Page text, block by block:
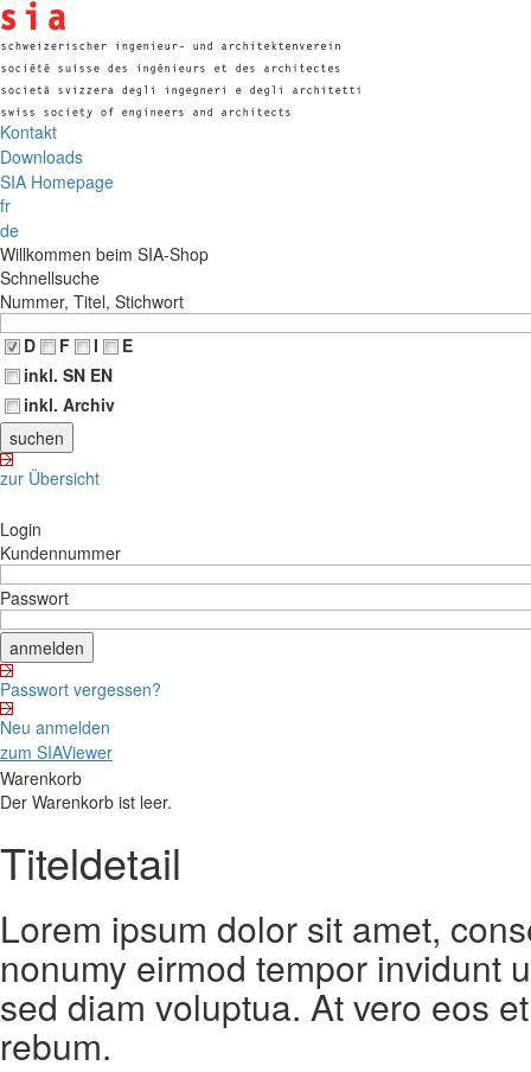
Kontakt
Downloads
SIA Homepage
fr
de
Willkommen beim SIA-Shop
Schnellsuche
Nummer, Titel, Stichwort
D
F I
E
inkl. SN EN
inkl. Archiv
zur Übersicht
Login
Kundennummer
Passwort
Passwort vergessen?
Neu anmelden
zum SIAViewer
Warenkorb
Der Warenkorb ist leer.
Titeldetail
Lorem ipsum dolor sit amet,
nonumy eirmod tempor invidunt
sed diam voluptua. At vero eos
rebum.